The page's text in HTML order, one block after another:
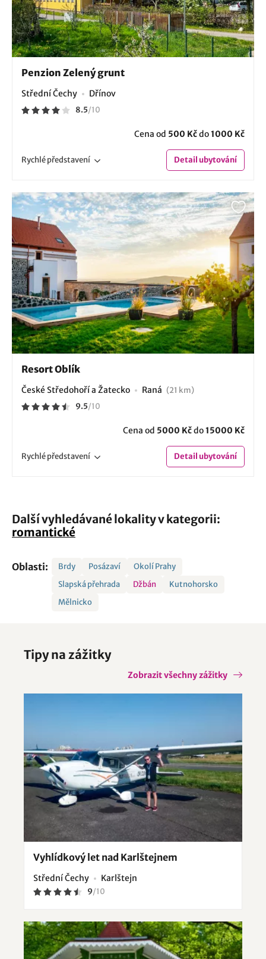
Penzion Zelený grunt
Střední Čechy Dřínov
8.5/10
Cena od 500 Kčdo1000 Kč
Rychlépředstavení Detailubytování
Resort Oblík
České Středohoří a Žatecko Raná (21 km)
9.5/10
Cena od 5000 Kčdo15000 Kč
Rychlépředstavení Detailubytování
Další vyhledávané lokality v kategorii:
romantické
Oblasti: Brdy Posázaví
Okolí Prahy
Slapská přehrada
Džbán
Kutnohorsko
Mělnicko
Tipy na zážitky
Zobrazit všechny zážitky
Vyhlídkový let nad Karlštejnem
Střední Čechy Karlštejn
9/10